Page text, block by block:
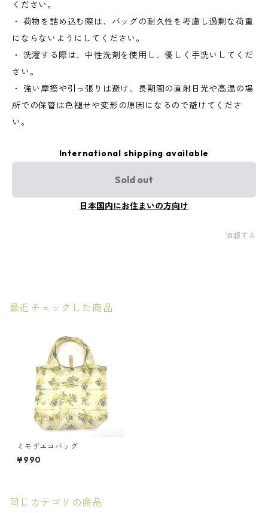
ください。
・ 荷物を詰め込む際は、バッグの耐久性を考慮し過剰な荷重
にならないようにしてください。
・ 洗濯する際は、中性洗剤を使用し、優しく手洗いしてくだ
さい。
・ 強い摩擦や引っ張りは避け、長期間の直射日光や高温の場
所での保管は色褪せや変形の原因になるので避けてくださ
い。
International shipping available
Sold out
日本国内にお住まいの方向け
通報する
最近チェックした商品
ミモザエコバッグ
¥990
同じカテゴリの商品